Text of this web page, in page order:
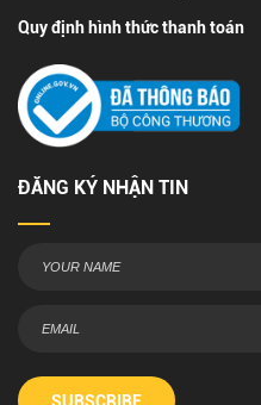
Quy định hình thức thanh toán
ĐĂNG KÝ NHẬN TIN
SUBSCRIBE